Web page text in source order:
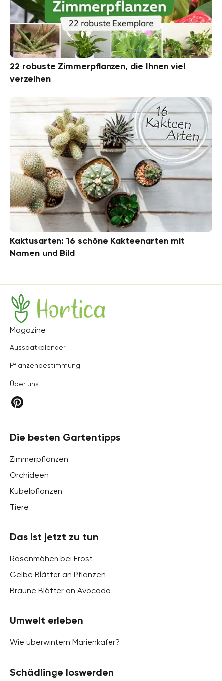
22 robuste Zimmerpflanzen, die Ihnen viel
verzeihen
Kaktusarten: 16 schöne Kakteenarten mit
Namen und Bild
Hortica
Magazine
Aussaatkalender
Pflanzenbestimmung
Über uns
Die besten Gartentipps
Zimmerpflanzen
Orchideen
Kübelpflanzen
Tiere
Das ist jetzt zu tun
Rasenmähen bei Frost
Gelbe Blätter an Pflanzen
Braune Blätter an Avocado
Umwelt erleben
Wie überwintern Marienkäfer?
Schädlinge loswerden